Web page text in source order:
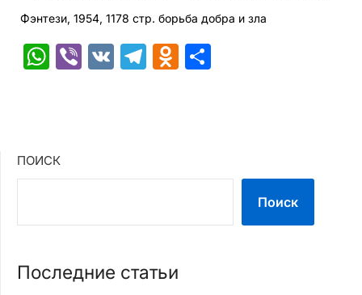
Фэнтези, 1954, 1178 стр. борьба добра и зла
WhatsApp
Viber
VK Telegram
Odnoklassniki
ПОИСК
Поиск
Последние статьи